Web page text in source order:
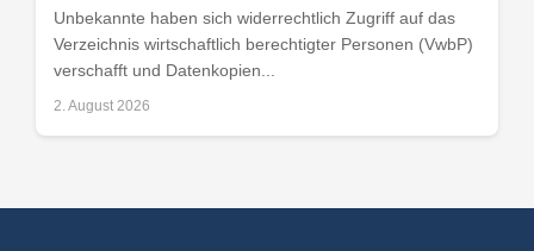
Unbekannte haben sich widerrechtlich Zugriff auf das
Verzeichnis wirtschaftlich berechtigter Personen (VwbP)
verschafft und Datenkopien...
2. August 2026